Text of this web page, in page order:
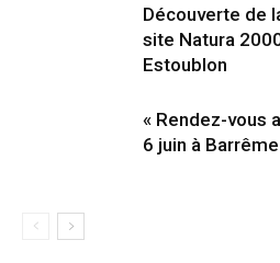
Découverte de
site Natura
Estoublon
« Rendez-vous
6 juin à